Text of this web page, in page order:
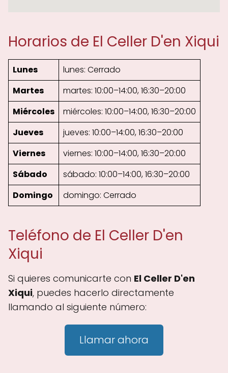
Horarios de El Celler D'en Xiqui
Lunes
lunes: Cerrado
Martes
martes: 10:00–14:00, 16:30–20:00
Miércoles
miércoles: 10:00–14:00, 16:30–20:00
Jueves
jueves: 10:00–14:00, 16:30–20:00
Viernes
viernes: 10:00–14:00, 16:30–20:00
Sábado
sábado: 10:00–14:00, 16:30–20:00
Domingo
domingo: Cerrado
Teléfono de El Celler D'en
Xiqui
Si quieres comunicarte con El Celler D'en
Xiqui, puedes hacerlo directamente
llamando al siguiente número:
Llamar ahora